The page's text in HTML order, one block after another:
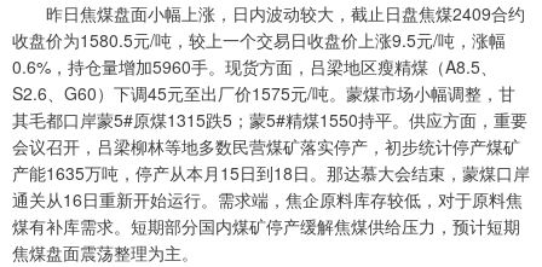
昨日焦煤盘面小幅上涨，日内波动较大，截止日盘焦煤2409合约
收盘价为1580.5元/吨，较上一个交易日收盘价上涨9.5元/吨，涨幅
0.6%，持仓量增加5960手。现货方面，吕梁地区瘦精煤（A8.5、
S2.6、G60）下调45元至出厂价1575元/吨。蒙煤市场小幅调整，甘
其毛都口岸蒙5#原煤1315跌5；蒙5#精煤1550持平。供应方面，重要
会议召开，吕梁柳林等地多数民营煤矿落实停产，初步统计停产煤矿
产能1635万吨，停产从本月15日到18日。那达慕大会结束，蒙煤口岸
通关从16日重新开始运行。需求端，焦企原料库存较低，对于原料焦
煤有补库需求。短期部分国内煤矿停产缓解焦煤供给压力，预计短期
焦煤盘面震荡整理为主。